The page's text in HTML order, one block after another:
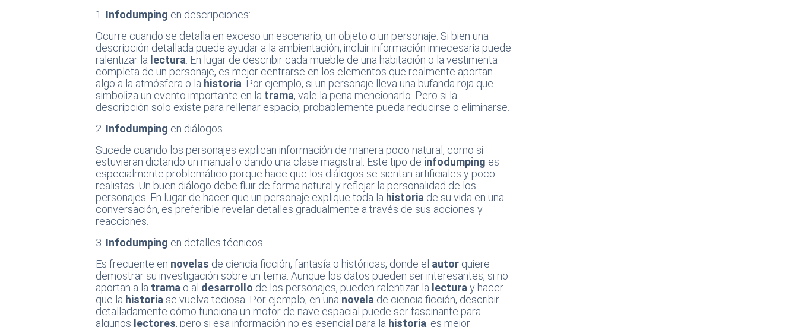
1. Infodumping en descripciones:
Ocurre cuando se detalla en exceso un escenario, un objeto o un personaje. Si bien una
descripción detallada puede ayudar a la ambientación, incluir información innecesaria puede
ralentizar la lectura . En lugar de describir cada mueble de una habitación o la vestimenta
completa de un personaje, es mejor centrarse en los elementos que realmente aportan
algo a la atmósfera o la historia . Por ejemplo, si un personaje lleva una bufanda roja que
simboliza un evento importante en la trama, vale la pena mencionarlo. Pero si la
descripción solo existe para rellenar espacio, probablemente pueda reducirse o eliminarse.
2. Infodumping en diálogos
Sucede cuando los personajes explican información de manera poco natural, como si
estuvieran dictando un manual o dando una clase magistral. Este tipo de infodumping es
especialmente problemático porque hace que los diálogos se sientan artificiales y poco
realistas. Un buen diálogo debe fluir de forma natural y reflejar la personalidad de los
personajes. En lugar de hacer que un personaje explique toda la historia de su vida en una
conversación, es preferible revelar detalles gradualmente a través de sus acciones y
reacciones.
3. Infodumping en detalles técnicos
Es frecuente en novelas de ciencia ficción, fantasía o históricas, donde el autor quiere
demostrar su investigación sobre un tema. Aunque los datos pueden ser interesantes, si no
aportan a la trama o al desarrollo de los personajes, pueden ralentizar la lectura y hacer
que la historia se vuelva tediosa. Por ejemplo, en una novela de ciencia ficción, describir
detalladamente cómo funciona un motor de nave espacial puede ser fascinante para
algunos lectores, pero si esa información no es esencial para la historia, es mejor